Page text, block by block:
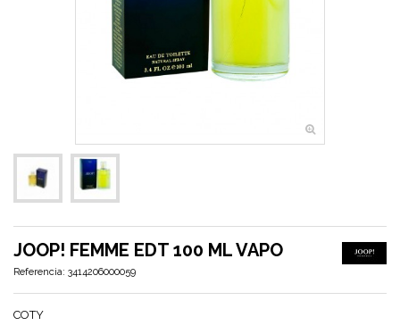
JOOP! FEMME EDT 100 ML VAPO
Referencia: 3414206000059
COTY